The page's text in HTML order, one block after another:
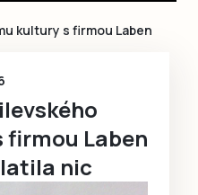
se
kultury s firmou Laben
firmou Laben
nic